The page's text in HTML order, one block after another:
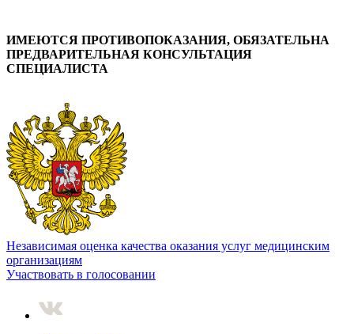
ИМЕЮТСЯ ПРОТИВОПОКАЗАНИЯ, ОБЯЗАТЕЛЬНА
ПРЕДВАРИТЕЛЬНАЯ КОНСУЛЬТАЦИЯ
СПЕЦИАЛИСТА
Независимая оценка качества оказания услуг медицинским
организациям
Участвовать в голосовании